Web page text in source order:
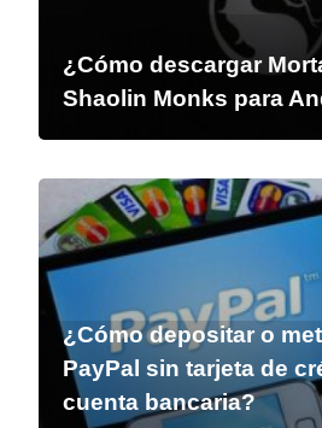
¿Cómo descargar
Shaolin Monks para
¿Cómo depositar o
PayPal sin tarjeta de
cuenta bancaria?